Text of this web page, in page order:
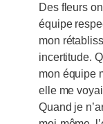
Des fleurs
équipe
mon
incertitude.
mon équipe
elle me
Quand je